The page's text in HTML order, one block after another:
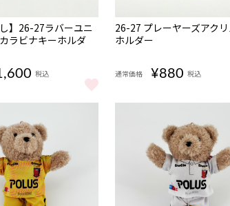
GK) をもっと見る
し】26-27ラバーユニ
ラビナキーホルダ
税込
し】26-27ラバーユニフォーム型カラビナキーホルダ
NEW
26-27 プレーヤーズアク
ホルダー
通常価格 ¥880 税込
26-27 プレーヤーズアク